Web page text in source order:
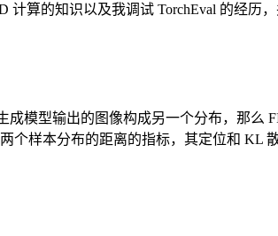
算的知识以及我调试 TorchEval 的经历，
成模型输出的图像构成另一个分布，那么
个样本分布的距离的指标，其定位和 KL